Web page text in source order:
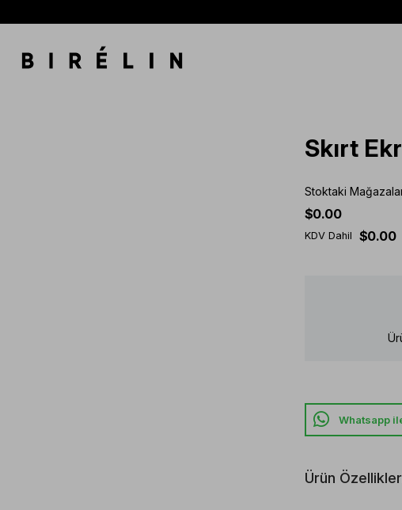
Skırt
Stoktaki
$0.00
KDV Dahil $0.00
Whatsapp
Ürün